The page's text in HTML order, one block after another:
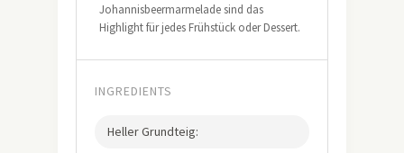
Johannisbeermarmelade sind das
Highlight für jedes Frühstück oder Dessert.
INGREDIENTS
Heller Grundteig: